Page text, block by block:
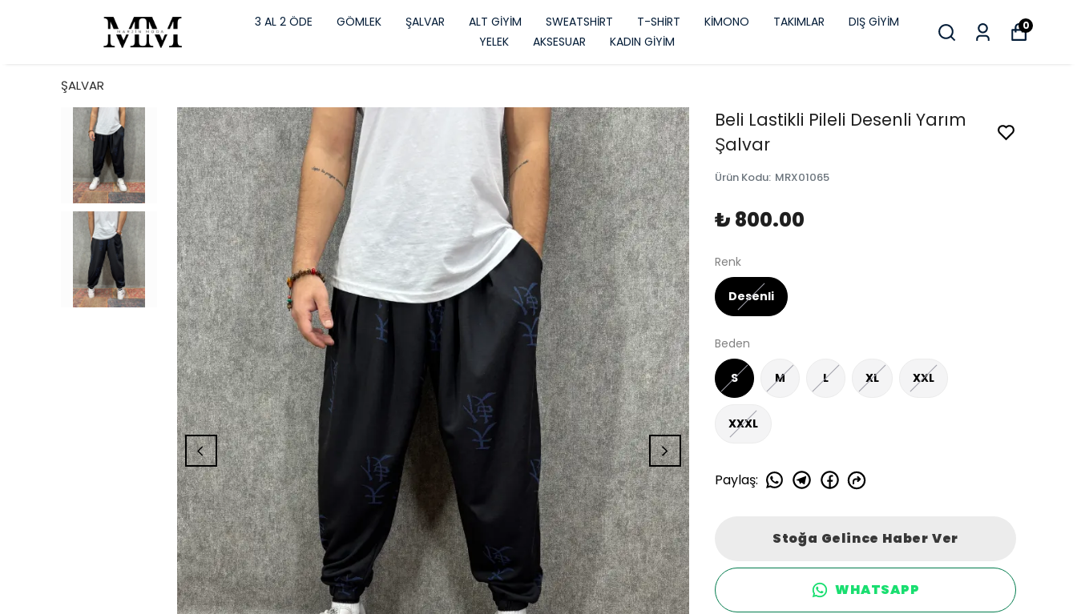
3 AL 2 ÖDE GÖMLEK ŞALVAR ALT GİYİM SWEATSHİRT T-SHİRT KİMONO TAKIMLAR
DIŞ GİYİM
YELEK
AKSESUAR KADIN GİYİM
0
ŞALVAR
Beli Lastikli Pileli Desenli Yarım
Şalvar
Ürün Kodu: MRX01065
₺ 800.00
Renk
Desenli
Beden
S M L XL XXL
XXXL
Paylaş:
Stoğa Gelince Haber Ver
WHATSAPP